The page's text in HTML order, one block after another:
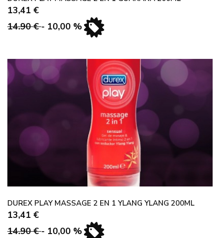
13,41 €
14.90 €- 10,00 %
DUREX PLAY MASSAGE 2 EN 1 YLANG YLANG 200ML
13,41 €
14.90 €- 10,00 %